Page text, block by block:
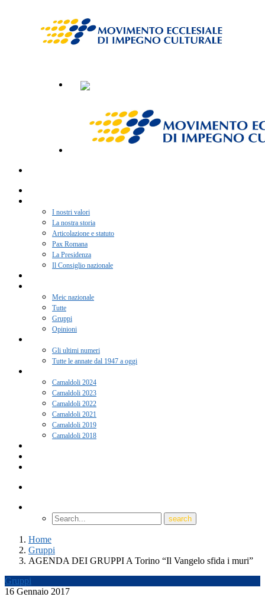
I nostri valori
La nostra storia
Articolazione e statuto
Pax Romana
La Presidenza
Il Consiglio nazionale
Meic nazionale
Tutte
Gruppi
Opinioni
Gli ultimi numeri
Tutte le annate dal 1947 a oggi
Camaldoli 2024
Camaldoli 2023
Camaldoli 2022
Camaldoli 2021
Camaldoli 2019
Camaldoli 2018
Home
Gruppi
AGENDA DEI GRUPPI A Torino “Il Vangelo sfida i muri”
Gruppi
16 Gennaio 2017